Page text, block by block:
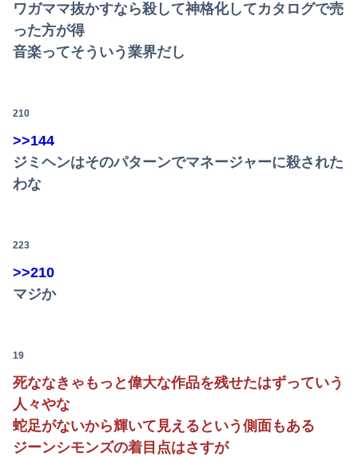
【悲報】週間少年ジャンプの「グッズ(43億円分)」を注文し全てキャンセルした女逮捕ｗｗｗｗｗｗｗｗ
【朗報】むちむち女子バレー選手さん、脱いでしまう💕
【動画】YouTuber山口達也さん、チェンソーで竹を切るだけで600万再生ｗｗｗｗｗｗｗｗ
ワガママ抜かすなら殺して神格化してカタログで売
った方が得
音楽ってそういう業界だし
210
>>144
ジミヘンはそのパターンでマネージャーに殺された
わな
223
>>210
マジか
19
死ななきゃもっと偉大な作品を残せたはずっていう
人々やな
蛇足がないから輝いて見えるという側面もある
ジーンシモンズの着目点はさすが